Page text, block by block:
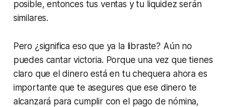
posible, entonces tus ventas y tu liquidez serán
similares.
Pero ¿significa eso que ya la libraste? Aún no
puedes cantar victoria. Porque una vez que tienes
claro que el dinero está en tu chequera ahora es
importante que te asegures que ese dinero te
alcanzará para cumplir con el pago de nómina,